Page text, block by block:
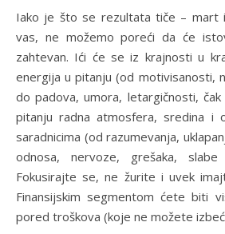
Iako je što se rezultata tiče – mart
vas, ne možemo poreći da će
zahtevan. Ići će se iz krajnosti u
energija u pitanju (od motivisanosti,
do padova, umora, letargičnosti,
pitanju radna atmosfera, sredina i
saradnicima (od razumevanja,
odnosa, nervoze, grešaka, slabe
Fokusirajte se, ne žurite i uvek
Finansijskim segmentom ćete biti
pored troškova (koje ne možete